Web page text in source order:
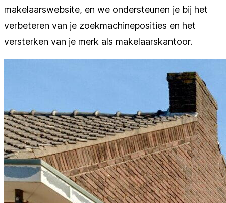
makelaarswebsite, en we ondersteunen je bij het
verbeteren van je zoekmachineposities en het
versterken van je merk als makelaarskantoor.